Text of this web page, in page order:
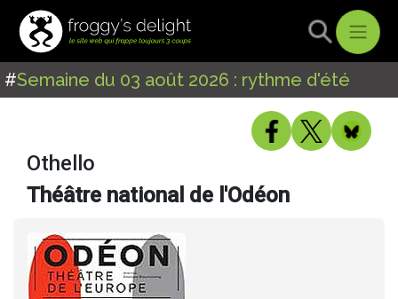
#Semaine du 03 août 2026 : rythme d'été
Othello
Théâtre national de l'Odéon